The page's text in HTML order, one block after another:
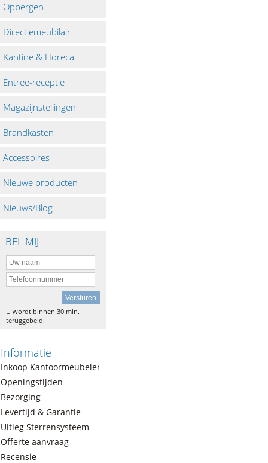
Opbergen
Directiemeubilair
Kantine & Horeca
Entree-receptie
Magazijnstellingen
Brandkasten
Accessoires
Nieuwe producten
Nieuws/Blog
BEL MIJ
U wordt binnen 30 min.
teruggebeld.
Informatie
Inkoop Kantoormeubelen
Openingstijden
Bezorging
Levertijd & Garantie
Uitleg Sterrensysteem
Offerte aanvraag
Recensie